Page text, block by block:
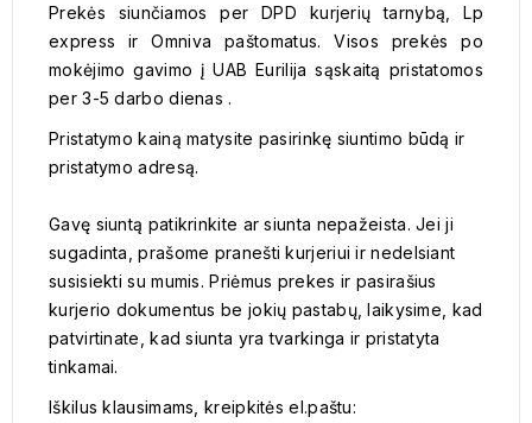
Prekės siunčiamos per DPD kurjerių tarnybą, Lp
express ir Omniva paštomatus. Visos prekės po
mokėjimo gavimo į UABEurilija sąskaitą pristatomos
per3-5 darbo dienas .
Pristatymo kainą matysite pasirinkę siuntimo būdą ir
pristatymo adresą.
Gavę siuntą patikrinkite ar siunta nepažeista. Jei ji
sugadinta, prašome pranešti kurjeriui ir nedelsiant
susisiekti su mumis. Priėmus prekes ir pasirašius
kurjerio dokumentus be jokių pastabų, laikysime, kad
patvirtinate, kad siunta yra tvarkinga ir pristatyta
tinkamai.
Iškilus klausimams, kreipkitės el.paštu: